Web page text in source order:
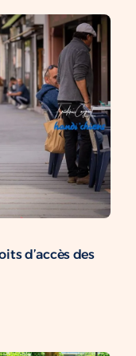
d’accès des